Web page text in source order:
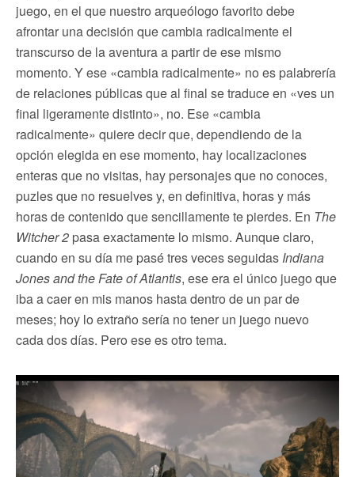
juego, en el que nuestro arqueólogo favorito debe
afrontar una decisión que cambia radicalmente el
transcurso de la aventura a partir de ese mismo
momento. Y ese «cambia radicalmente» no es palabrería
de relaciones públicas que al final se traduce en «ves un
final ligeramente distinto», no. Ese «cambia
radicalmente» quiere decir que, dependiendo de la
opción elegida en ese momento, hay localizaciones
enteras que no visitas, hay personajes que no conoces,
puzles que no resuelves y, en definitiva, horas y más
horas de contenido que sencillamente te pierdes. En The
Witcher 2 pasa exactamente lo mismo. Aunque claro,
cuando en su día me pasé tres veces seguidas Indiana
Jones and the Fate of Atlantis, ese era el único juego que
iba a caer en mis manos hasta dentro de un par de
meses; hoy lo extraño sería no tener un juego nuevo
cada dos días. Pero ese es otro tema.